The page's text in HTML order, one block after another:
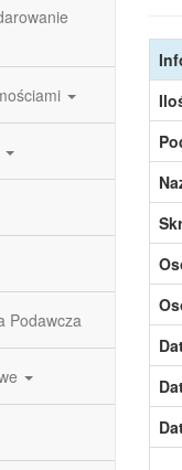
Podawcza